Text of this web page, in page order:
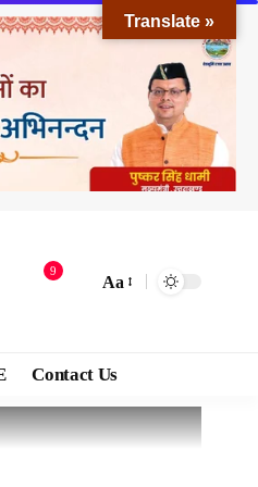
9
Aa
Contact Us
Translate »